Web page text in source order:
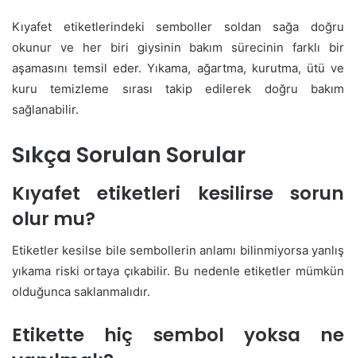
Kıyafet etiketlerindeki semboller soldan sağa doğru
okunur ve her biri giysinin bakım sürecinin farklı bir
aşamasını temsil eder. Yıkama, ağartma, kurutma, ütü ve
kuru temizleme sırası takip edilerek doğru bakım
sağlanabilir.
Sıkça Sorulan Sorular
Kıyafet etiketleri kesilirse sorun
olur mu?
Etiketler kesilse bile sembollerin anlamı bilinmiyorsa yanlış
yıkama riski ortaya çıkabilir. Bu nedenle etiketler mümkün
olduğunca saklanmalıdır.
Etikette hiç sembol yoksa ne